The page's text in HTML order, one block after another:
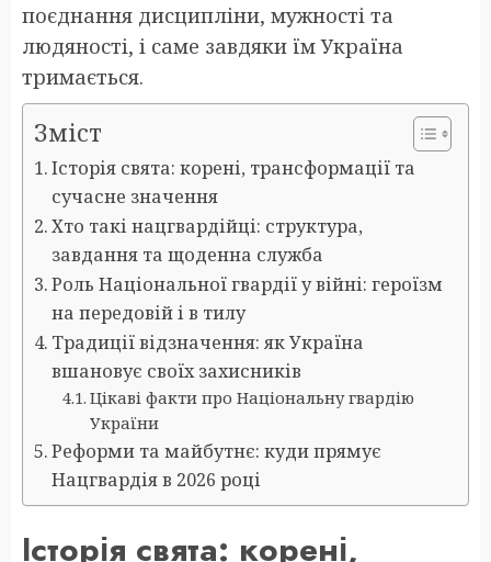
поєднання дисципліни, мужності та
людяності, і саме завдяки їм Україна
тримається.
Зміст
Історія свята: корені, трансформації та
сучасне значення
Хто такі нацгвардійці: структура,
завдання та щоденна служба
Роль Національної гвардії у війні: героїзм
на передовій і в тилу
Традиції відзначення: як Україна
вшановує своїх захисників
Цікаві факти про Національну гвардію
України
Реформи та майбутнє: куди прямує
Нацгвардія в 2026 році
Історія свята: корені,